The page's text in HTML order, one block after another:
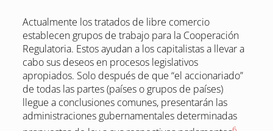
Actualmente los tratados de libre comercio
establecen grupos de trabajo para la Cooperación
Regulatoria. Estos ayudan a los capitalistas a llevar a
cabo sus deseos en procesos legislativos
apropiados. Solo después de que “el accionariado”
de todas las partes (países o grupos de países)
llegue a conclusiones comunes, presentarán las
administraciones gubernamentales determinadas